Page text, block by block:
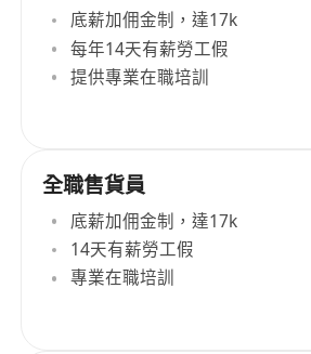
底薪加佣金制，達17k
每年14天有薪勞工假
提供專業在職培訓
全職售貨員
底薪加佣金制，達17k
14天有薪勞工假
專業在職培訓